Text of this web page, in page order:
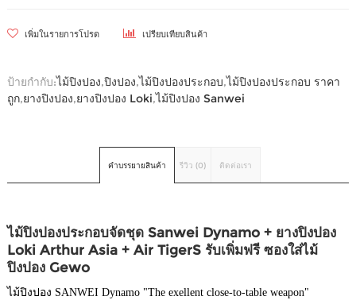
เพิ่มในรายการโปรด เปรียบเทียบสินค้า
ป้ายกำกับ:ไม้ปิงปอง,ปิงปอง,ไม้ปิงปองประกอบ,ไม้ปิงปองประกอบ ราคา
ถูก,ยางปิงปอง,ยางปิงปอง Loki,ไม้ปิงปอง Sanwei
คำบรรยายสินค้า รีวิว (0) ติดต่อเรา
ไม้ปิงปองประกอบจัดชุด Sanwei Dynamo + ยางปิงปอง
Loki Arthur Asia + Air TigerS รับเพิ่มฟรี ซองใส่ไม้
ปิงปอง Gewo
ไม้ปิงปอง SANWEI Dynamo "The exellent close-to-table weapon"